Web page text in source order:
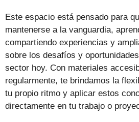
Este espacio está pensado para
mantenerse a la vanguardia,
compartiendo experiencias y
sobre los desafíos y
sector hoy. Con materiales
regularmente, te brindamos la
tu propio ritmo y aplicar estos
directamente en tu trabajo o